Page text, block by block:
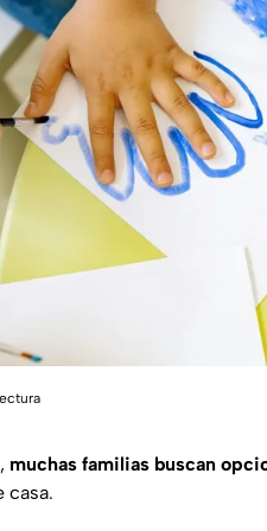
muchas familias buscan
casa.